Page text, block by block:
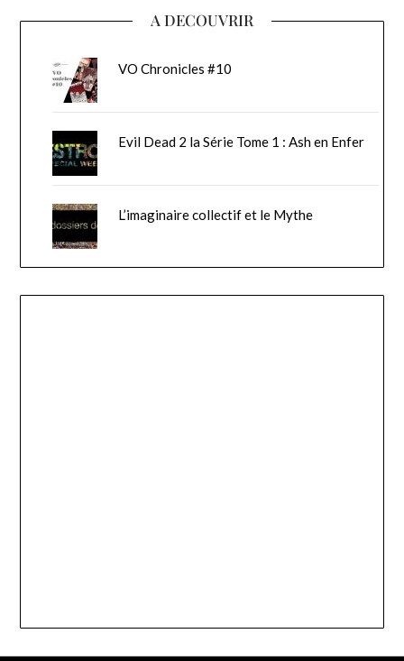
A DECOUVRIR
VO Chronicles #10
Evil Dead 2 la Série Tome 1 : Ash en Enfer
L’imaginaire collectif et le Mythe